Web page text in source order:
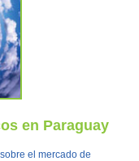
en Paraguay
el mercado de